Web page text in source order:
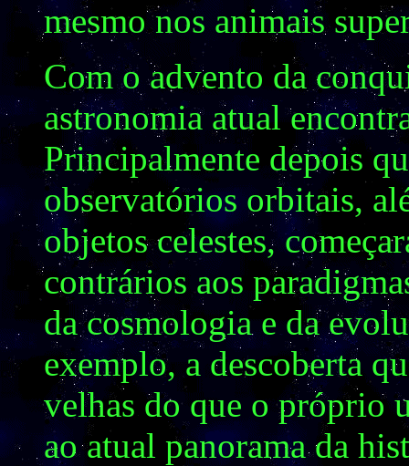
mesmo nos animais
Com o advento da
astronomia atual
Principalmente depois
observatórios orbitais,
objetos celestes,
contrários aos
da cosmologia e da
exemplo, a descoberta
velhas do que o próprio
ao atual panorama da